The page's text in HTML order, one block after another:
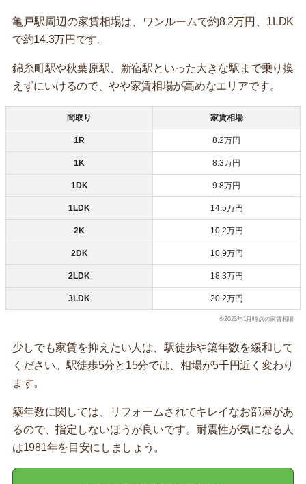
亀戸駅周辺の家賃相場は、ワンルームで約8.2万円、1LDK
で約14.3万円です。
錦糸町駅や秋葉原駅、新宿駅といった大きな駅まで乗り換
えずにいけるので、やや家賃相場が高めなエリアです。
間取り 家賃相場
1R 8.2万円
1K 8.3万円
1DK 9.8万円
1LDK 14.5万円
2K 10.2万円
2DK 10.9万円
2LDK 18.3万円
3LDK 20.2万円
※2023年1月時点の家賃相場
少しでも家賃を抑えたい人は、駅徒歩や築年数を緩和して
ください。駅徒歩5分と15分では、相場が5千円近く変わり
ます。
築年数に関しては、リフォームされてキレイなお部屋があ
るので、指定しないほうが良いです。耐震性が気になる人
は1981年を目安にしましょう。